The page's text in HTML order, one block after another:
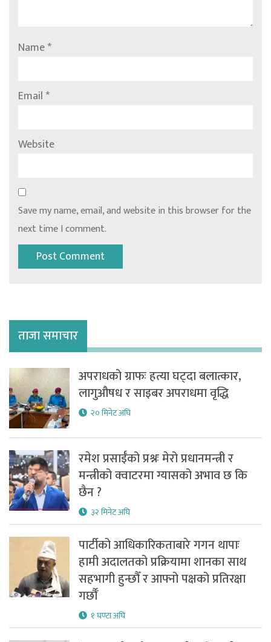
Name*
Email*
Website
Save my name, email, and website in this browser for the
next time I comment.
ताजा समाचार
अपराधको ग्राफः हत्या घट्दा बलात्कार,
लागुऔषध र साइबर अपराधमा वृद्धि
२० मिनेट अघि
रमेश प्रसाईँको प्रश्नः मेरो प्रधानमन्त्री र
मन्त्रीको क्वाटरमा ग्यासको अभाव छ कि
छैन ?
३२ मिनेट अघि
पार्टीको आधिकारिकताबारे गगन थापाः
हामी अदालतको प्रक्रियामा शानका साथ
सहभागी हुन्छौँ र आफ्नो पक्षको प्रतिरक्षा
गर्छौँ
१ घण्टा अघि